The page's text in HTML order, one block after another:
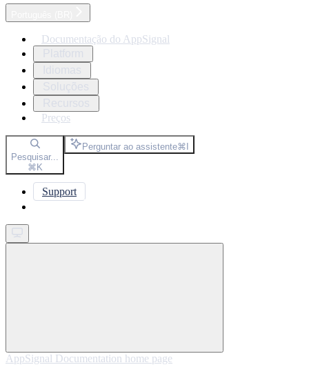
Documentação do AppSignal
Preços
Pesquisar...
⌘K
Perguntar ao assistente⌘I
Support
AppSignal Documentation home page